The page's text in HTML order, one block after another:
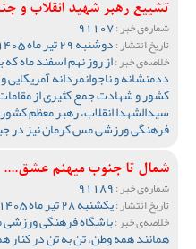
تشییع رهبر شهید انقلاب و
شماره‌ی خبر :
تاریخ انتشار :دوشنبه 29 تیر ماه 1405 ساعت 09:10
خلاصه‌ی خبر :از روز نهم اسفند ماه که
ددمنشانه و ناجوانمردانه
کشور و شهادت جمع کثیری از
سیدالشهدا انقلاب، رهبر معظم
فرهنگی ورزشی مس کرمان نیز در
شمال تا جنوب میهنم عشق....
شماره‌ی خبر :
تاریخ انتشار :یکشنبه 28 تیر ماه 1405 ساعت 10:28
خلاصه‌ی خبر :باشگاه فرهنگی
همانند همه وطن، تن به تن در